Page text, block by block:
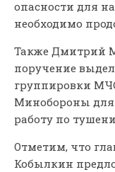
опасности для
необходимо
Также Дмитрий
поручение
группировки
Минобороны для
работу по
Отметим, что
Кобылкин